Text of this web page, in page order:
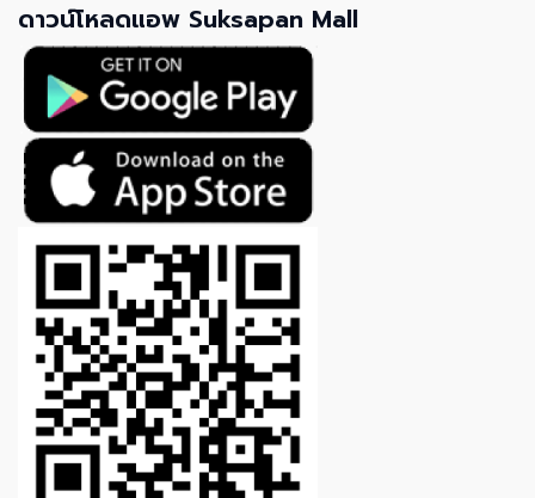
ดาวน์โหลดแอพ Suksapan Mall